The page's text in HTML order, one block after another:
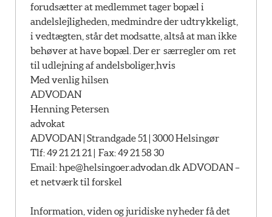
forudsætter at medlemmet tager bopæl i
andelslejligheden, medmindre der udtrykkeligt,
i vedtægten, står det modsatte, altså at man ikke
behøver at have bopæl. Der er særregler om ret
til udlejning af andelsboliger,hvis
Med venlig hilsen
ADVODAN
Henning Petersen
advokat
ADVODAN | Strandgade 51 | 3000 Helsingør
Tlf: 49 21 21 21 | Fax: 49 21 58 30
Email:hpe@helsingoer.advodan.dk ADVODAN –
et netværk til forskel
Information, viden og juridiske nyheder få det